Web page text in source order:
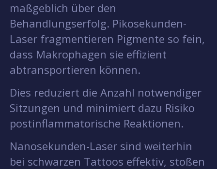
maßgeblich über den
Behandlungserfolg. Pikosekunden-
Laser fragmentieren Pigmente so fein,
dass Makrophagen sie effizient
abtransportieren können.
Dies reduziert die Anzahl notwendiger
Sitzungen und minimiert dazu Risiko
postinflammatorische Reaktionen.
Nanosekunden-Laser sind weiterhin
bei schwarzen Tattoos effektiv, stoßen